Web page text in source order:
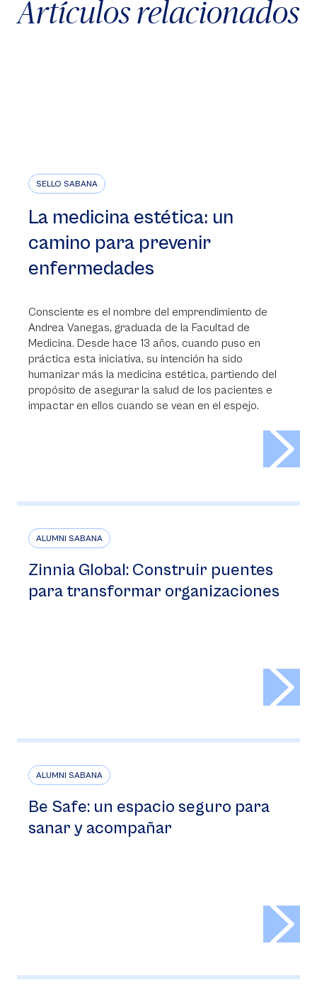
Artículos relacionados
SELLO SABANA
La medicina estética: un
camino para prevenir
enfermedades
Consciente es el nombre del emprendimiento de
Andrea Vanegas, graduada de la Facultad de
Medicina. Desde hace 13 años, cuando puso en
práctica esta iniciativa, su intención ha sido
humanizar más la medicina estética, partiendo del
propósito de asegurar la salud de los pacientes e
impactar en ellos cuando se vean en el espejo.
ALUMNI SABANA
Zinnia Global: Construir puentes
para transformar organizaciones
ALUMNI SABANA
Be Safe: un espacio seguro para
sanar y acompañar